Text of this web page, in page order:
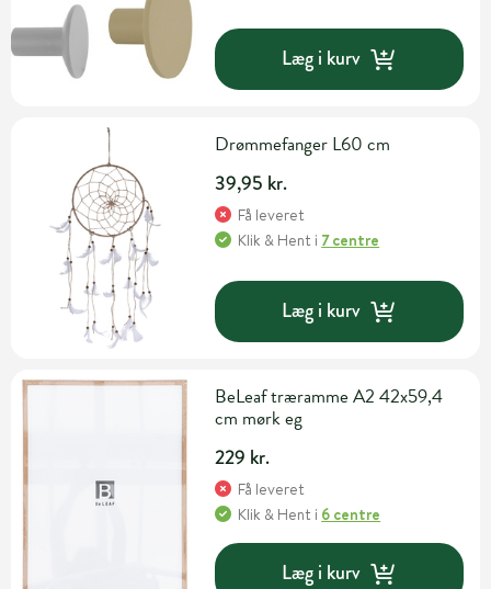
Læg i kurv
Drømmefanger L60 cm
39,95 kr.
Få leveret
Klik & Hent i 7 centre
Læg i kurv
BeLeaf træramme A2 42x59,4
cm mørk eg
229 kr.
Få leveret
Klik & Hent i 6 centre
Læg i kurv